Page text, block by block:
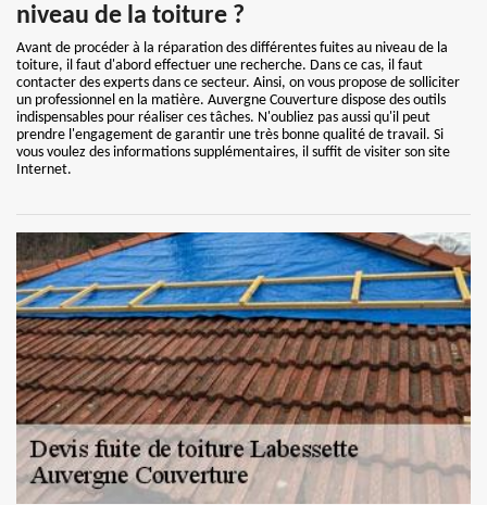
niveau de la toiture ?
Avant de procéder à la réparation des différentes fuites au niveau de la
toiture, il faut d'abord effectuer une recherche. Dans ce cas, il faut
contacter des experts dans ce secteur. Ainsi, on vous propose de solliciter
un professionnel en la matière. Auvergne Couverture dispose des outils
indispensables pour réaliser ces tâches. N'oubliez pas aussi qu'il peut
prendre l'engagement de garantir une très bonne qualité de travail. Si
vous voulez des informations supplémentaires, il suffit de visiter son site
Internet.